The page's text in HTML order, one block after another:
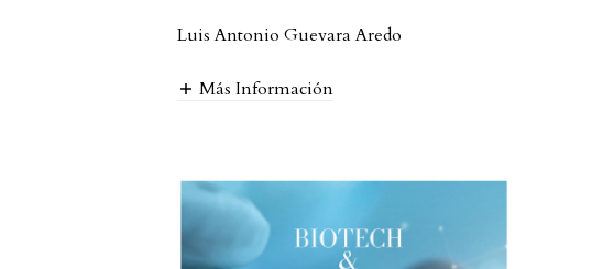
Luis Antonio Guevara Aredo
Más Información